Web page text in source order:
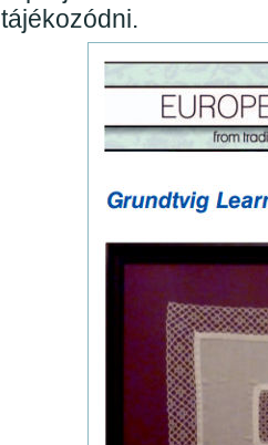
tájékozódni.